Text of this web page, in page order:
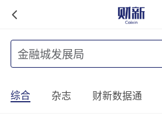
综合 杂志 财新数据通